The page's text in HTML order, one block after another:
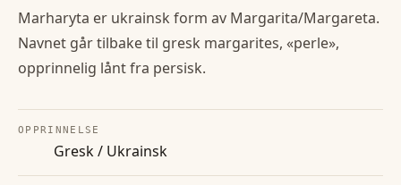
Marharyta er ukrainsk form av Margarita/Margareta.
Navnet går tilbake til gresk margarites, «perle»,
opprinnelig lånt fra persisk.
OPPRINNELSE
Gresk / Ukrainsk